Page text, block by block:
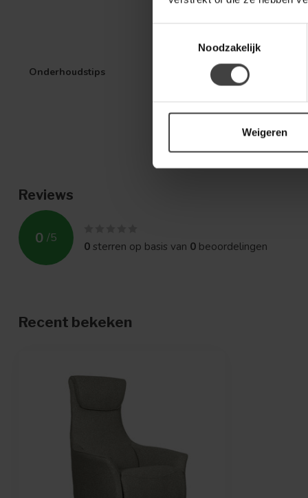
Noodzakelijk
Weigeren
Onderhoudstips
Reviews
0 /5
0sterren op basis van 0 beoordelingen
Recent bekeken